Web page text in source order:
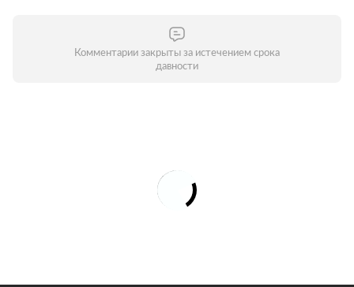
Комментарии закрыты за истечением срока
давности